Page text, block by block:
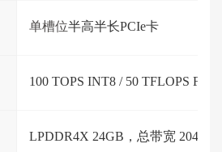
单槽位半高半长PCIe卡
100 TOPS INT8 / 50 TFLOPS FP16
LPDDR4X 24GB，总带宽 204.8